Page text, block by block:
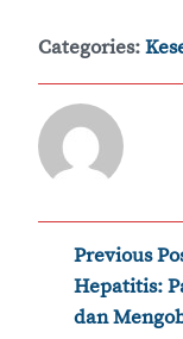
Categories:
Post
Previous
Hepatitis:
dan